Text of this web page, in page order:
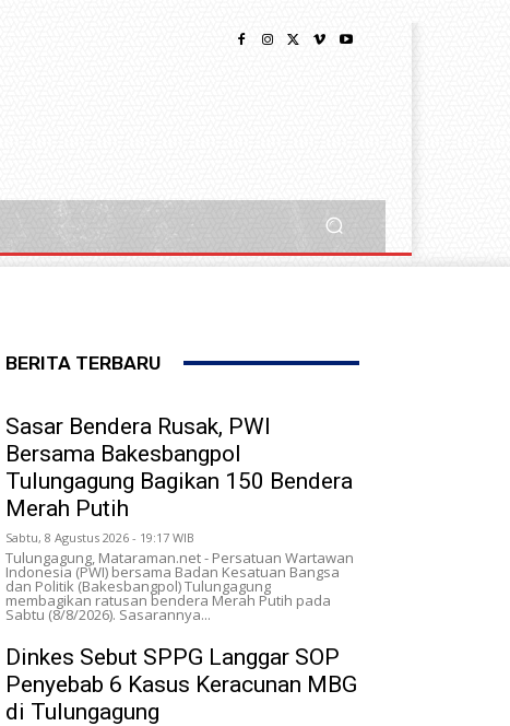
BERITA TERBARU
Sasar Bendera Rusak, PWI
Bersama Bakesbangpol
Tulungagung Bagikan 150 Bendera
Merah Putih
Sabtu, 8 Agustus 2026 - 19:17 WIB
Tulungagung, Mataraman.net - Persatuan Wartawan
Indonesia (PWI) bersama Badan Kesatuan Bangsa
dan Politik (Bakesbangpol) Tulungagung
membagikan ratusan bendera Merah Putih pada
Sabtu (8/8/2026). Sasarannya...
Dinkes Sebut SPPG Langgar SOP
Penyebab 6 Kasus Keracunan MBG
di Tulungagung